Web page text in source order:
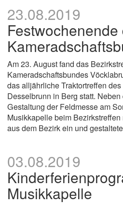
23.08.2019
Festwochenende
Am 23. August fand das
Kameradschaftsbundes
das alljährliche Traktortreffen
Desselbrunn in Berg statt.
Gestaltung der Feldmesse am
Musikkapelle beim
aus dem Bezirk ein und
03.08.2019
Musikkapelle